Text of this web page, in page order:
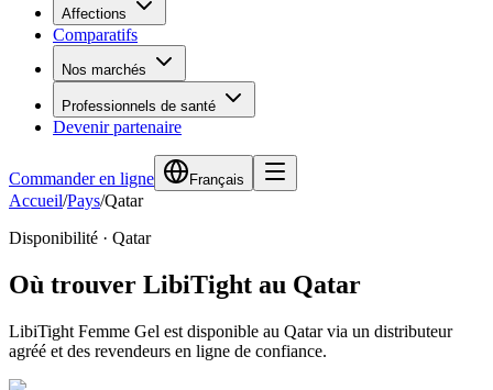
Affections
Comparatifs
Nos marchés
Professionnels de santé
Devenir partenaire
Commander en ligne Français
Accueil/Pays/Qatar
Disponibilité · Qatar
Où trouver LibiTight au Qatar
LibiTight Femme Gel est disponible au Qatar via un distributeur
agréé et des revendeurs en ligne de confiance.